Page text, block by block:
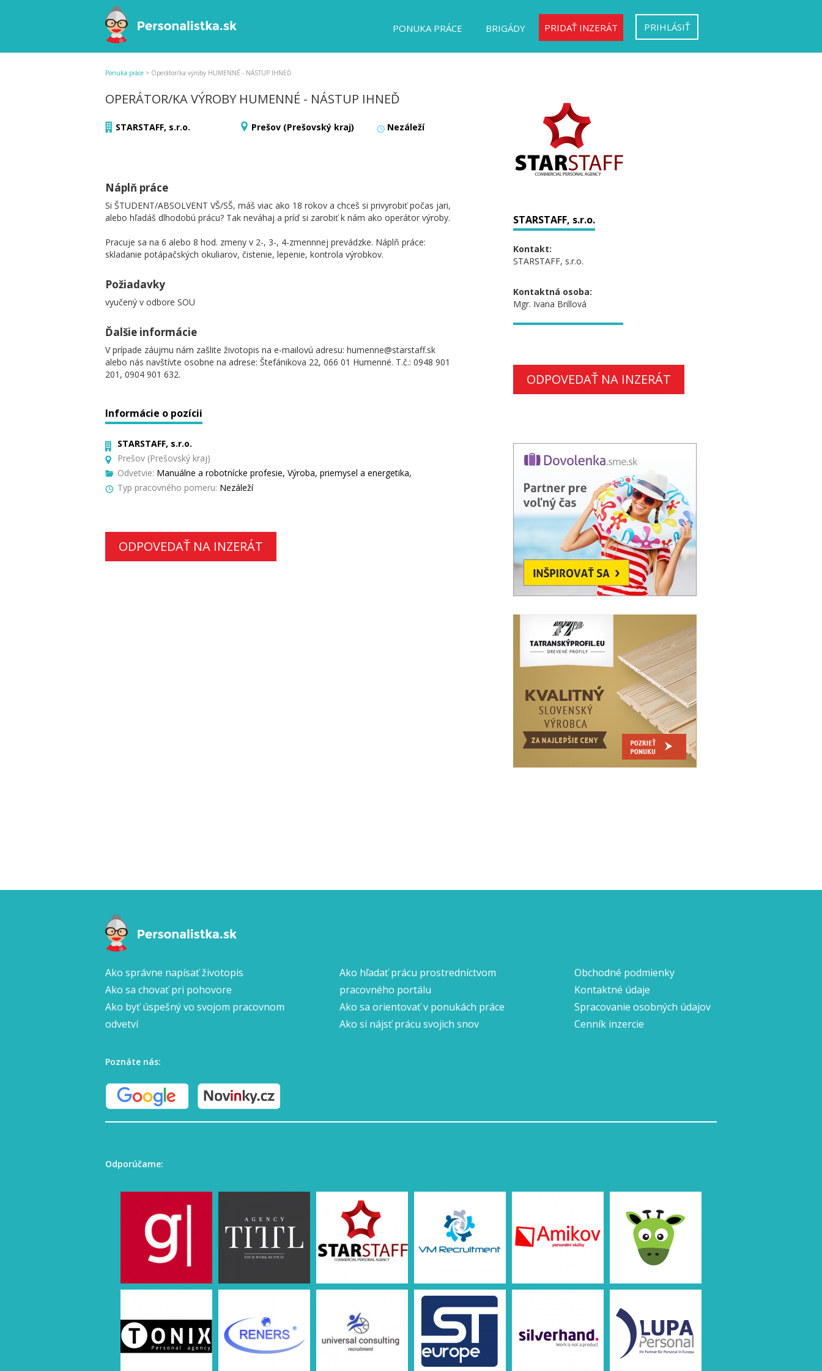
PONUKA PRÁCE BRIGÁDY PRIDAŤ INZERÁT PRIHLÁSIŤ
Ponuka práce > Operátor/ka výroby HUMENNÉ - NÁSTUP IHNEĎ
OPERÁTOR/KA VÝROBY HUMENNÉ - NÁSTUP IHNEĎ
STARSTAFF, s.r.o. Prešov (Prešovský kraj) Nezáleží
Náplň práce
Si ŠTUDENT/ABSOLVENT VŠ/SŠ, máš viac ako 18 rokov a chceš si privyrobiť počas jari,
alebo hľadáš dlhodobú prácu? Tak neváhaj a príď si zarobiť k nám ako operátor výroby.
Pracuje sa na 6 alebo 8 hod. zmeny v 2-, 3-, 4-zmennnej prevádzke. Náplň práce:
skladanie potápačských okuliarov, čistenie, lepenie, kontrola výrobkov.
Požiadavky
vyučený v odbore SOU
Ďalšie informácie
V prípade záujmu nám zašlite životopis na e-mailovú adresu: humenne@starstaff.sk
alebo nás navštívte osobne na adrese: Štefánikova 22, 066 01 Humenné. T.č.: 0948 901
201, 0904 901 632.
Informácie o pozícii
STARSTAFF, s.r.o.
Prešov (Prešovský kraj)
Odvetvie: Manuálne a robotnícke profesie, Výroba, priemysel a energetika,
Typ pracovného pomeru: Nezáleží
ODPOVEDAŤ NA INZERÁT
STARSTAFF, s.r.o.
Kontakt:
STARSTAFF, s.r.o.
Kontaktná osoba:
Mgr. Ivana Brillová
ODPOVEDAŤ NA INZERÁT
Ako správne napísať životopis
Ako sa chovať pri pohovore
Ako byť úspešný vo svojom pracovnom
odvetví
Ako hľadať prácu prostredníctvom
pracovného portálu
Ako sa orientovať v ponukách práce
Ako si nájsť prácu svojich snov
Obchodné podmienky
Kontaktné údaje
Spracovanie osobných údajov
Cenník inzercie
Poznáte nás:
Odporúčame: